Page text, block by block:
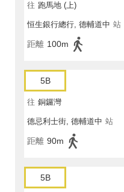
往 跑馬地 (上)
恒生銀行總行, 德輔道中 站
距離 100m
5B
往 銅鑼灣
德忌利士街, 德輔道中 站
距離 90m
5B